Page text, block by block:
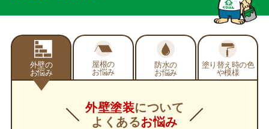
外壁の
お悩み
屋根の
お悩み
防水の
お悩み
塗り替え時の色
や模様
外壁塗装について
よくあるお悩み